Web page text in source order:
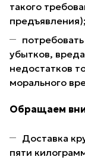
такого
предъявления);
убытков,
недостатков
морального
Обращаем
Доставка
пяти